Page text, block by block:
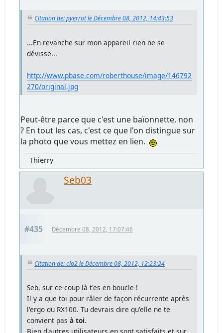
Citation de: pyerrot le Décembre 08, 2012, 14:43:53
...En revanche sur mon appareil rien ne se
dévisse...
http://www.pbase.com/roberthouse/image/146792
270/original.jpg
Peut-être parce que c'est une baïonnette, non
? En tout les cas, c'est ce que l'on distingue sur
la photo que vous mettez en lien.
Thierry
Seb03
#435 Décembre 08, 2012, 17:07:46
Citation de: clo2 le Décembre 08, 2012, 12:23:24
Seb, sur ce coup là t'es en boucle !
Il y a que toi pour râler de façon récurrente après
l'ergo du RX100. Tu devrais dire qu'elle ne te
convient pasà toi.